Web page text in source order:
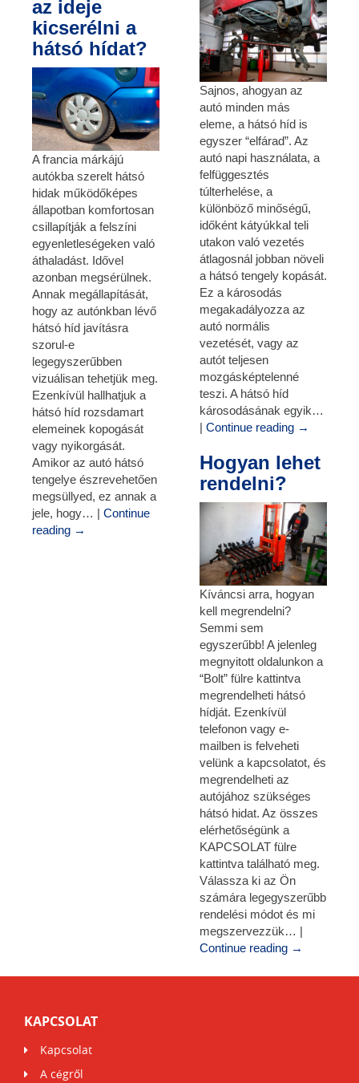
Sajnos, ahogyan az
autó minden más
eleme, a hátsó híd is
egyszer “elfárad”. Az
autó napi használata, a
felfüggesztés
túlterhelése, a
különböző minőségű,
időként kátyúkkal teli
utakon való vezetés
átlagosnál jobban növeli
a hátsó tengely kopását.
Ez a károsodás
megakadályozza az
autó normális
vezetését, vagy az
autót teljesen
mozgásképtelenné
teszi. A hátsó híd
károsodásának egyik…
Continue reading →
az ideje
kicserélni a
hátsó hídat?
A francia márkájú
autókba szerelt hátsó
hidak működőképes
állapotban komfortosan
csillapítják a felszíni
egyenletleségeken való
áthaladást. Idővel
azonban megsérülnek.
Annak megállapítását,
hogy az autónkban lévő
hátsó híd javításra
szorul-e
legegyszerűbben
vizuálisan tehetjük meg.
Ezenkívül hallhatjuk a
hátsó híd rozsdamart
elemeinek kopogását
vagy nyikorgását.
Amikor az autó hátsó
tengelye észrevehetően
megsüllyed, ez annak a
jele, hogy… | Continue
reading →
Hogyan lehet
rendelni?
Kíváncsi arra, hogyan
kell megrendelni?
Semmi sem
egyszerűbb! A jelenleg
megnyitott oldalunkon a
“Bolt” fülre kattintva
megrendelheti hátsó
hídját. Ezenkívül
telefonon vagy e-
mailben is felveheti
velünk a kapcsolatot, és
megrendelheti az
autójához szükséges
hátsó hidat. Az összes
elérhetőségünk a
KAPCSOLAT fülre
kattintva található meg.
Válassza ki az Ön
számára legegyszerűbb
rendelési módot és mi
megszervezzük… |
Continue reading →
KAPCSOLAT
Kapcsolat
A cégről